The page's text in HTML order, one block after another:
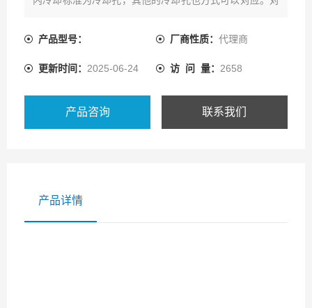
口，牢固的固定住刀具。使用新型的联结方法，使得刚性
产品型号： 厂商性质： 代理商
更新时间： 2025-06-24 访 问 量： 2658
产品咨询 联系我们
产品详情